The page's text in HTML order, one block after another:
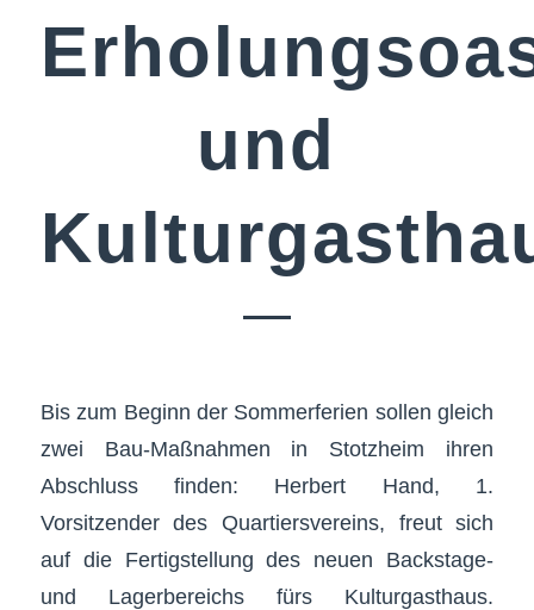
und
Bis zum Beginn der Sommerferien sollen gleich
zwei Bau-Maßnahmen in Stotzheim ihren
Abschluss finden: Herbert Hand, 1.
Vorsitzender des Quartiersvereins, freut sich
auf die Fertigstellung des neuen Backstage-
und Lagerbereichs fürs Kulturgasthaus.